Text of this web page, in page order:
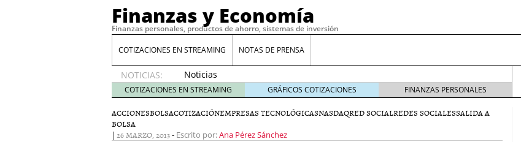
Finanzas y Economía
Finanzas personales, productos de ahorro, sistemas de inversión
COTIZACIONES EN STREAMING NOTAS DE PRENSA
NOTICIAS:
Noticias
de XRP
por qué
las
de
COTIZACIONES EN STREAMING GRÁFICOS COTIZACIONES FINANZAS PERSONALES
ACCIONESBOLSACOTIZACIÓNEMPRESAS TECNOLÓGICASNASDAQRED SOCIALREDES SOCIALESSALIDA A
BOLSA
| 26 MARZO, 2013- Escrito por:Ana Pérez Sánchez